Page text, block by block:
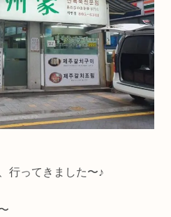
行ってきました〜♪